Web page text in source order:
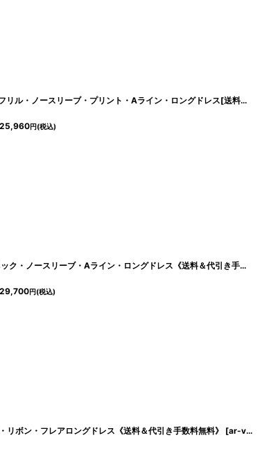
] [ERUKEI/GINZA COUTURE]グレー×イエロー・首元フリル・ノースリーブ・プリント・Aライン・ロングドレス[送料無料]
25,960円(税込)
[ERUKEI]シフォン・滲み・プリント・ギャザー・Vネック・ノースリーブ・Aライン・ロングドレス《送料＆代引き手数料無料》
29,700円(税込)
ボン・フレアロングドレス《送料＆代引き手数料無料》 [ar-vt022525